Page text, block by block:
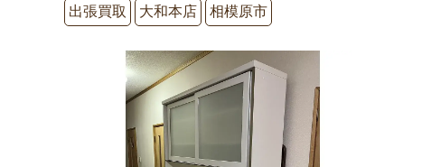
出張買取
大和本店 相模原市